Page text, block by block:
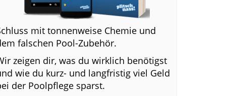
mit tonnenweise Chemie und
falschen Pool-Zubehör.
zeigen dir, was du wirklich benötigst
wie du kurz- und langfristig viel Geld
der Poolpflege sparst.